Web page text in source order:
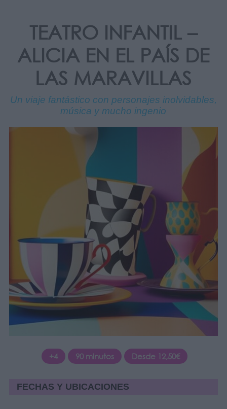
TEATRO INFANTIL –
ALICIA EN EL PAÍS DE
LAS MARAVILLAS
Un viaje fantástico con personajes inolvidables,
música y mucho ingenio
+4 90 minutos Desde 12,50€
FECHAS Y UBICACIONES